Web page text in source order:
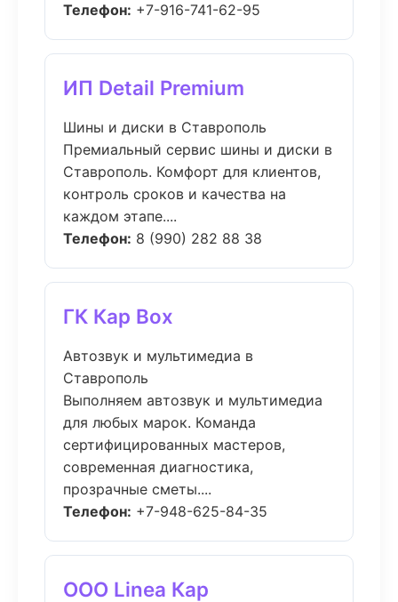
Телефон: +7-916-741-62-95
ИП Detail Premium
Шины и диски в Ставрополь
Премиальный сервис шины и диски в
Ставрополь. Комфорт для клиентов,
контроль сроков и качества на
каждом этапе....
Телефон: 8 (990) 282 88 38
ГК Кар Box
Автозвук и мультимедиа в
Ставрополь
Выполняем автозвук и мультимедиа
для любых марок. Команда
сертифицированных мастеров,
современная диагностика,
прозрачные сметы....
Телефон: +7-948-625-84-35
ООО Linea Кар